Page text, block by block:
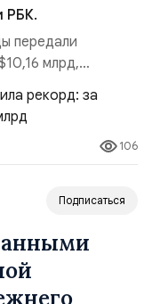
РБК.
передали
млрд,
раза больше,
($3,95 млрд).
денежного
и
106
Подписаться